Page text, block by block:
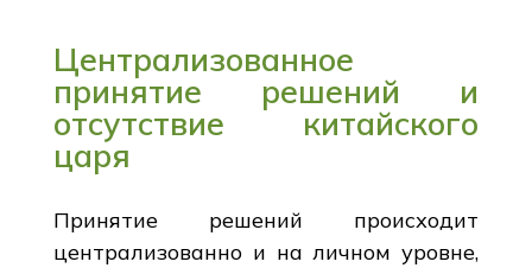
Централизованное
принятие решений и
отсутствие китайского
царя
Принятие решений происходит
централизованно и на личном уровне,